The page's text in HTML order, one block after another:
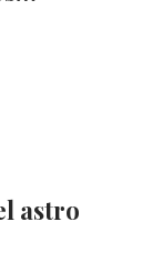
astro